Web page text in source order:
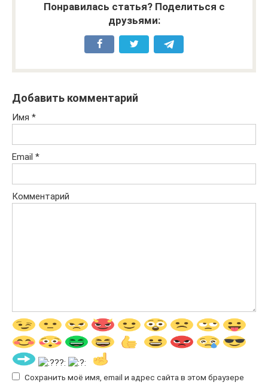
Понравилась статья? Поделиться с
друзьями:
Добавить комментарий
Имя *
Email *
Комментарий
Сохранить моё имя, email и адрес сайта в этом браузере